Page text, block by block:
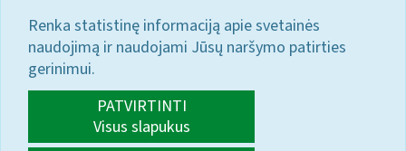
Renka statistinę informaciją apie svetainės
naudojimą ir naudojami Jūsų naršymo patirties
gerinimui.
PATVIRTINTI
Visus slapukus